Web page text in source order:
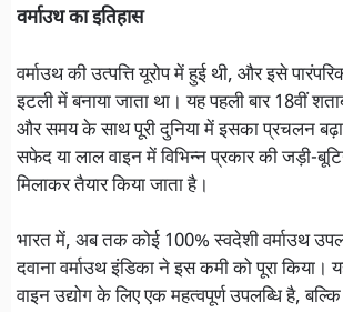
वर्माउथ का इतिहास
वर्माउथ की उत्पत्ति यूरोप में हुई थी, और इसे
इटली में बनाया जाता था। यह पहली बार 18वीं
और समय के साथ पूरी दुनिया में इसका प्रचलन
सफेद या लाल वाइन में विभिन्न प्रकार की जड़ी-
मिलाकर तैयार किया जाता है।
भारत में, अब तक कोई 100% स्वदेशी वर्माउथ
दवाना वर्माउथ इंडिका ने इस कमी को पूरा किया।
वाइन उद्योग के लिए एक महत्वपूर्ण उपलब्धि है,